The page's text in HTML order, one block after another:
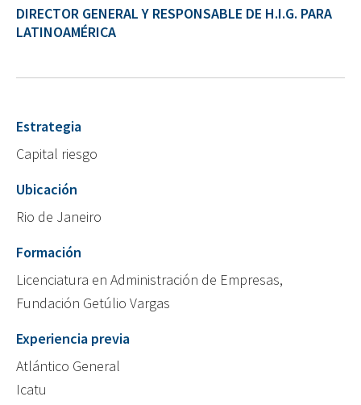
DIRECTOR GENERAL Y RESPONSABLE DE H.I.G. PARA
LATINOAMÉRICA
Estrategia
Capital riesgo
Ubicación
Rio de Janeiro
Formación
Licenciatura en Administración de Empresas,
Fundación Getúlio Vargas
Experiencia previa
Atlántico General
Icatu